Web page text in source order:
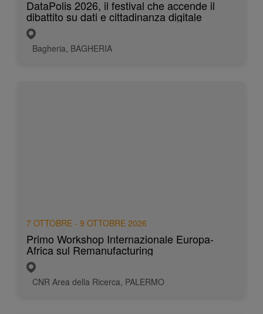
DataPolis 2026, il festival che accende il
dibattito su dati e cittadinanza digitale
Bagheria, BAGHERIA
7 OTTOBRE - 9 OTTOBRE 2026
Primo Workshop Internazionale Europa-
Africa sul Remanufacturing
CNR Area della Ricerca, PALERMO